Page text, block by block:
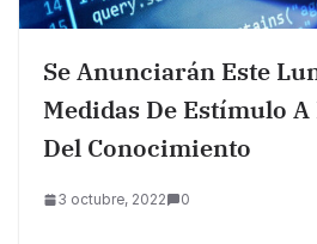
Se Anunciarán Este
Medidas De Estímulo
Del Conocimiento
3 octubre, 2022 0